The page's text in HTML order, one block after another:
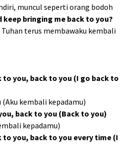
muncul seperti orang bodoh
keep bringing me back to you?
terus membawaku kembali
to you, back to you (I go back to
kembali kepadamu)
back to you (Back to you)
kepadamu)
to you, back to you every time (I